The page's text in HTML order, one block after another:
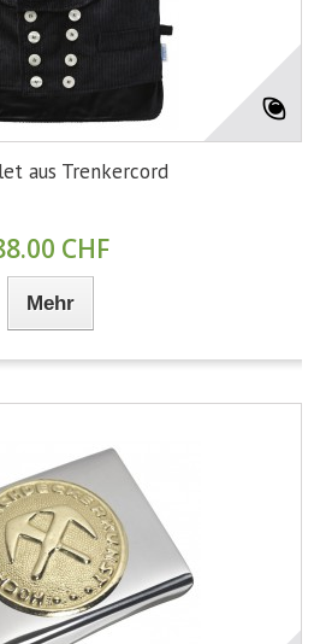
aus Trenkercord
CHF
Mehr